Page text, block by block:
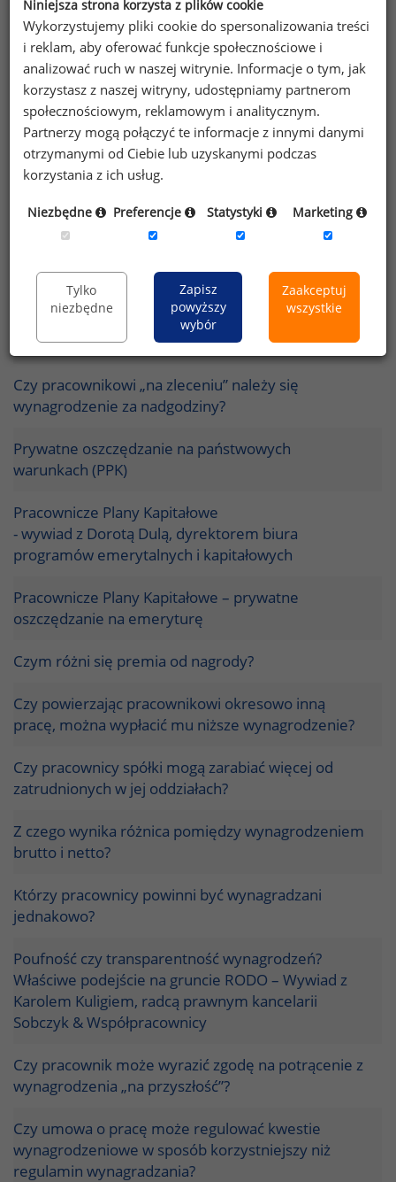
Czy regulamin wynagradzania może doprowadzić
do upadłości pracodawcy?
Odprawy dodatkowe a ZUS
PPK jako dodatkowy składnik wynagrodzenia
Możliwość kumulacji wynagrodzenia przy pracy w
cywilnoprawnej
Nadchodzi pierwsze przekształcenie umów
terminowych
Czy pracownikowi „na zleceniu” należy się
wynagrodzenie za nadgodziny?
Prywatne oszczędzanie na państwowych
warunkach (PPK)
Pracownicze Plany Kapitałowe
- wywiad z Dorotą Dulą, dyrektorem biura
programów emerytalnych i kapitałowych
Pracownicze Plany Kapitałowe – prywatne
oszczędzanie na emeryturę
Czym różni się premia od nagrody?
Czy powierzając pracownikowi okresowo inną
pracę, można wypłacić mu niższe wynagrodzenie?
Czy pracownicy spółki mogą zarabiać więcej od
zatrudnionych w jej oddziałach?
Z czego wynika różnica pomiędzy wynagrodzeniem
brutto i netto?
Którzy pracownicy powinni być wynagradzani
jednakowo?
Poufność czy transparentność wynagrodzeń?
Właściwe podejście na gruncie RODO – Wywiad z
Karolem Kuligiem, radcą prawnym kancelarii
Sobczyk & Współpracownicy
Czy pracownik może wyrazić zgodę na potrącenie z
wynagrodzenia „na przyszłość”?
Czy umowa o pracę może regulować kwestie
wynagrodzeniowe w sposób korzystniejszy niż
regulamin wynagradzania?
Niniejsza strona korzysta z plików cookie
Wykorzystujemy pliki cookie do spersonalizowania treści
i reklam, aby oferować funkcje społecznościowe i
analizować ruch w naszej witrynie. Informacje o tym, jak
korzystasz z naszej witryny, udostępniamy partnerom
społecznościowym, reklamowym i analitycznym.
Partnerzy mogą połączyć te informacje z innymi danymi
otrzymanymi od Ciebie lub uzyskanymi podczas
korzystania z ich usług.
Niezbędne Preferencje Statystyki Marketing
Tylko
niezbędne
Zapisz
powyższy
wybór
Zaakceptuj
wszystkie